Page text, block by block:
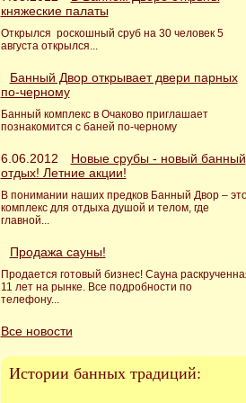
княжеские палаты
Открылся роскошный сруб на 30 человек 5
августа открылся...
Банный Двор открывает двери парных
по-черному
Банный комплекс в Очаково приглашает
познакомится с баней по-черному
6.06.2012
Новые срубы - новый банный
отдых! Летние акции!
В понимании наших предков Банный Двор –
комплекс для отдыха душой и телом, где
главной...
Продажа сауны!
Продается готовый бизнес! Сауна
11 лет на рынке. Все подробности по
телефону...
Все новости
Истории банных традиций: